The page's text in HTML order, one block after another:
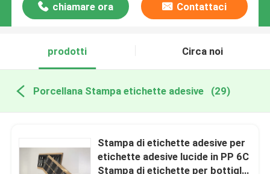
chiamare ora Contattaci
prodotti Circa noi
Porcellana Stampa etichette adesive (29)
Stampa di etichette adesive per
etichette adesive lucide in PP 6C
Stampa di etichette per bottiglie